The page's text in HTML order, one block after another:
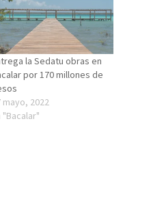
la Sedatu obras en
por 170 millones de
mayo, 2022
"Bacalar"